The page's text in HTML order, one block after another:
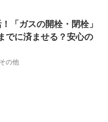
「ガスの開栓・閉栓」
でに済ませる？安心の
その他